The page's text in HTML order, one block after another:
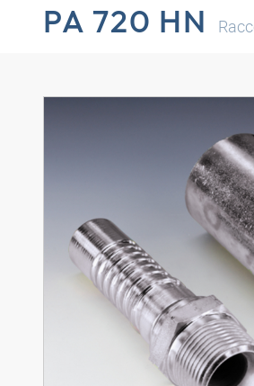
PA 720 HN